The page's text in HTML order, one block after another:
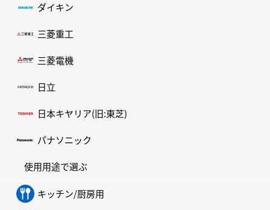
ダイキン
三菱重工
三菱電機
日立
日本キヤリア(旧:東芝)
パナソニック
使用用途で選ぶ
キッチン/厨房用